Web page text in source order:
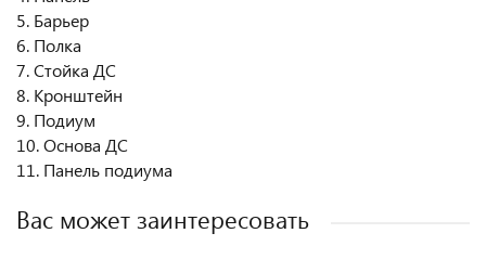
5. Барьер
6. Полка
7. Стойка ДС
8. Кронштейн
9. Подиум
10. Основа ДС
11. Панель подиума
Вас может заинтересовать